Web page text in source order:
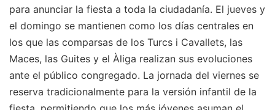
para anunciar la fiesta a toda la ciudadanía. El jueves y
el domingo se mantienen como los días centrales en
los que las comparsas de los Turcs i Cavallets, las
Maces, las Guites y el Àliga realizan sus evoluciones
ante el público congregado. La jornada del viernes se
reserva tradicionalmente para la versión infantil de la